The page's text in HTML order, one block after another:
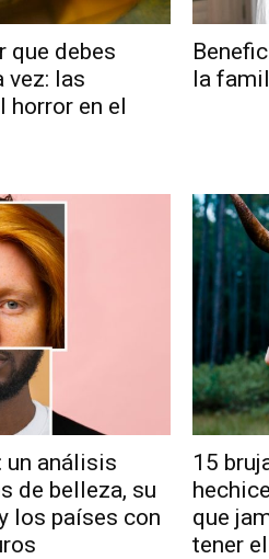
que debes
vez: las
horror en el
la
un análisis
de belleza, su
los países con
15
que
tener